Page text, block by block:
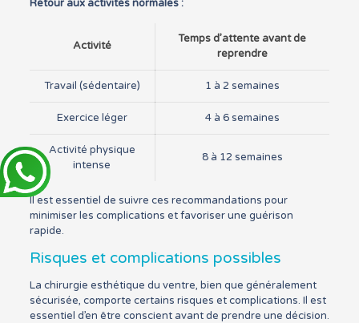
Retour aux activités normales :
Activité
Temps d’attente avant de
reprendre
Travail (sédentaire) 1 à 2 semaines
Exercice léger 4 à 6 semaines
Activité physique
intense
8 à 12 semaines
Il est essentiel de suivre ces recommandations pour
minimiser les complications et favoriser une guérison
rapide.
Risques et complications possibles
La chirurgie esthétique du ventre, bien que généralement
sécurisée, comporte certains risques et complications. Il est
essentiel d’en être conscient avant de prendre une décision.